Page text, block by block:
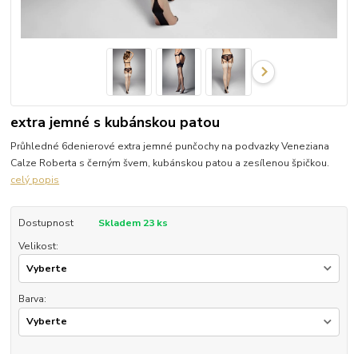
extra jemné s kubánskou patou
Průhledné 6denierové extra jemné punčochy na podvazky Veneziana
Calze Roberta s černým švem, kubánskou patou a zesílenou špičkou.
celý popis
Dostupnost
Skladem 23 ks
Velikost:
Barva: